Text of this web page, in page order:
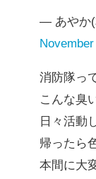
— あやか(
消防隊っ
こんな臭
日々活動
帰ったら
本間に大